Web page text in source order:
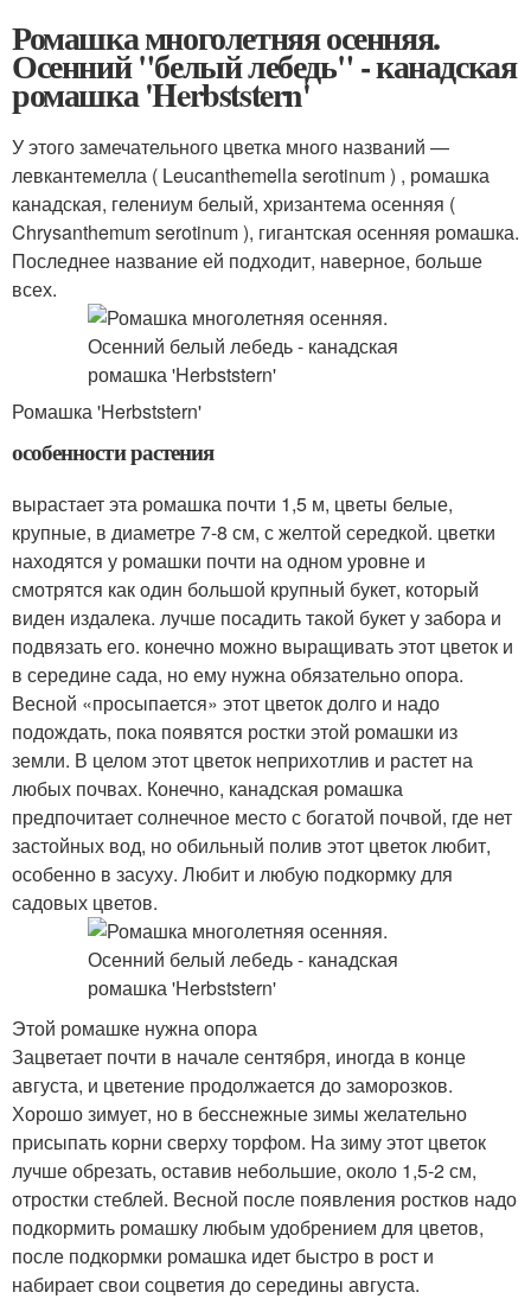
Ромашка многолетняя осенняя.
Осенний "белый лебедь" - канадская
ромашка 'Herbststern'
У этого замечательного цветка много названий —
левкантемелла ( Leucanthemella serotinum ) , ромашка
канадская, гелениум белый, хризантема осенняя (
Chrysanthemum serotinum ), гигантская осенняя ромашка.
Последнее название ей подходит, наверное, больше
всех.
Ромашка 'Herbststern'
особенности растения
вырастает эта ромашка почти 1,5 м, цветы белые,
крупные, в диаметре 7-8 см, с желтой середкой. цветки
находятся у ромашки почти на одном уровне и
смотрятся как один большой крупный букет, который
виден издалека. лучше посадить такой букет у забора и
подвязать его. конечно можно выращивать этот цветок и
в середине сада, но ему нужна обязательно опора.
Весной «просыпается» этот цветок долго и надо
подождать, пока появятся ростки этой ромашки из
земли. В целом этот цветок неприхотлив и растет на
любых почвах. Конечно, канадская ромашка
предпочитает солнечное место с богатой почвой, где нет
застойных вод, но обильный полив этот цветок любит,
особенно в засуху. Любит и любую подкормку для
садовых цветов.
Этой ромашке нужна опора
Зацветает почти в начале сентября, иногда в конце
августа, и цветение продолжается до заморозков.
Хорошо зимует, но в бесснежные зимы желательно
присыпать корни сверху торфом. На зиму этот цветок
лучше обрезать, оставив небольшие, около 1,5-2 см,
отростки стеблей. Весной после появления ростков надо
подкормить ромашку любым удобрением для цветов,
после подкормки ромашка идет быстро в рост и
набирает свои соцветия до середины августа.